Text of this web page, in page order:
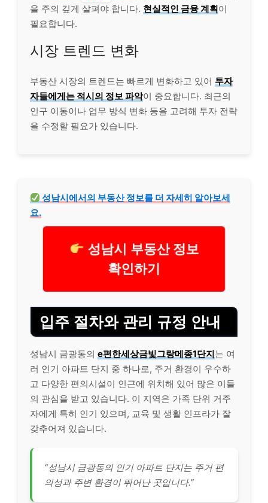
을 주의 깊게 살펴야 합니다. 현실적인 금융 계획이
필요합니다.
시장 트렌드 변화
부동산 시장의 트렌드는 빠르게 변화하고 있어 투자
자들에게는 적시의 정보 파악이 중요합니다. 최근의
인구 이동이나 업무 방식 변화 등을 고려해 투자 전략
을 수정할 필요가 있습니다.
성남시에서의 부동산 정보를 더 자세히 알아보세
요.
성남시 부동산 정보
확인하기
입주 절차와 관리 규정 안내
성남시 금광동의 e편한세상금빛그랑메종1단지는 여
러 인기 아파트 단지 중 하나로, 주거 환경이 우수하
고 다양한 편의시설이 인근에 위치해 있어 많은 이들
의 관심을 받고 있습니다. 이 지역은 가족 단위 거주
자에게 특히 인기 있으며, 교육 및 생활 인프라가 잘
갖추어져 있습니다.
“성남시 금광동의 인기 아파트 단지는 주거 편
의성과 주변 환경이 뛰어난 곳입니다.”